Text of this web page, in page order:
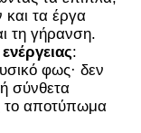
και τα έργα
τη γήρανση.
:
φως· δεν
ή σύνθετα
το αποτύπωμα